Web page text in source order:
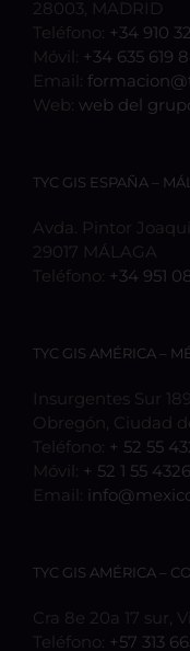
28003, MADRID
Teléfono: +34 910
Móvil: +34 635 619
Email:
Web: web del
TYC GIS ESPAÑA –
Avda. Pintor
29017 MÁLAGA
Teléfono: +34 951
TYC GIS AMÉRICA –
Insurgentes Sur
Obregón, Ciudad
Teléfono: + 52 55
Móvil: + 52 1 55
Email:
TYC GIS AMÉRICA –
Cra 8e 20a 17 sur,
Teléfono: +57 313